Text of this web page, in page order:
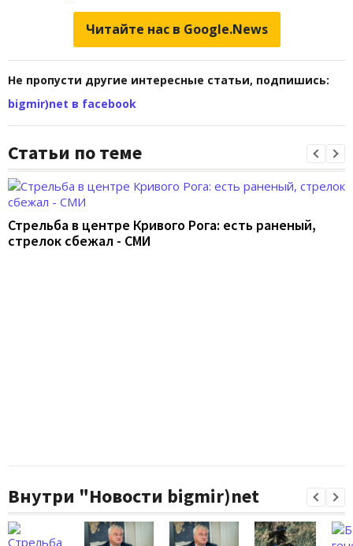
Читайте нас в Google.News
Не пропусти другие интересные статьи, подпишись:
bigmir)net в facebook
Статьи по теме
Стрельба в центре Кривого Рога: есть раненый,
стрелок сбежал - СМИ
Внутри "Новости bigmir)net